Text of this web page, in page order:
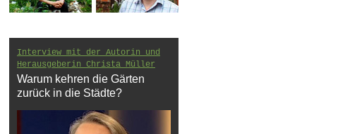
Interview mit der Autorin und
Herausgeberin Christa Müller
Warum kehren die Gärten
zurück in die Städte?